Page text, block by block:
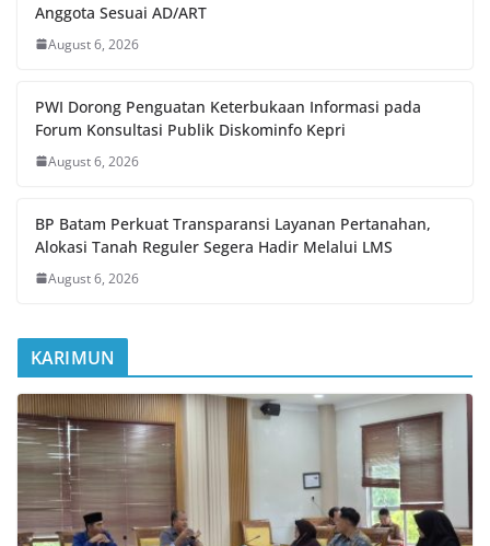
Anggota Sesuai AD/ART
August 6, 2026
PWI Dorong Penguatan Keterbukaan Informasi pada
Forum Konsultasi Publik Diskominfo Kepri
August 6, 2026
BP Batam Perkuat Transparansi Layanan Pertanahan,
Alokasi Tanah Reguler Segera Hadir Melalui LMS
August 6, 2026
KARIMUN